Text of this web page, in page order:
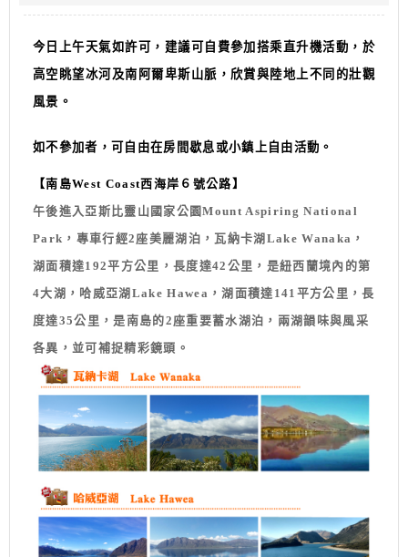
今日上午天氣如許可，建議可自費參加搭乘直升機活動，於
高空眺望冰河及南阿爾卑斯山脈，欣賞與陸地上不同的壯觀
風景。
如不參加者，可自由在房間歇息或小鎮上自由活動。
【南島West Coast西海岸６號公路】
午後進入亞斯比靈山國家公園Mount Aspiring National
Park，專車行經2座美麗湖泊，瓦納卡湖Lake Wanaka，
湖面積達192平方公里，長度達42公里，是紐西蘭境內的第
4大湖，哈威亞湖Lake Hawea，湖面積達141平方公里，長
度達35公里，是南島的2座重要蓄水湖泊，兩湖韻味與風采
各異，並可補捉精彩鏡頭。